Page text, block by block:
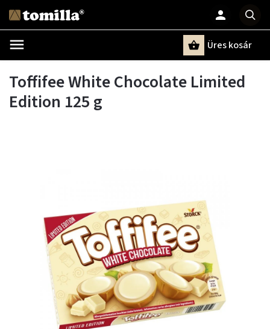
Üres kosár
Toffifee White Chocolate Limited
Edition 125 g